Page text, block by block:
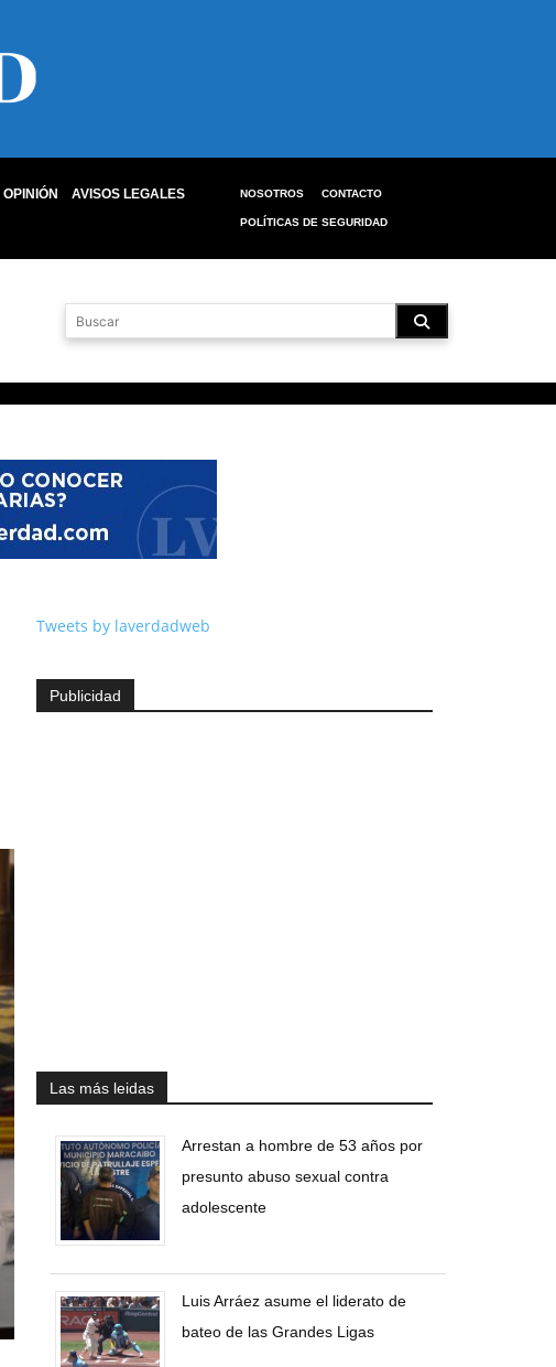
OPINIÓN
AVISOS LEGALES
NOSOTROS CONTACTO
POLÍTICAS DE SEGURIDAD
Tweets by laverdadweb
Publicidad
Las más leidas
Arrestan a hombre de 53 años por
presunto abuso sexual contra
adolescente
Luis Arráez asume el liderato de
bateo de las Grandes Ligas